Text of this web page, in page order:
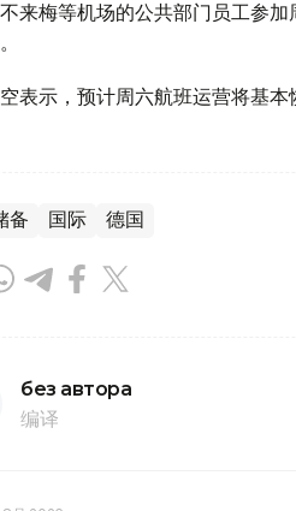
来梅等机场的公共部门员工参
表示，预计周六航班运营将基
备 国际 德国
без автора
编译